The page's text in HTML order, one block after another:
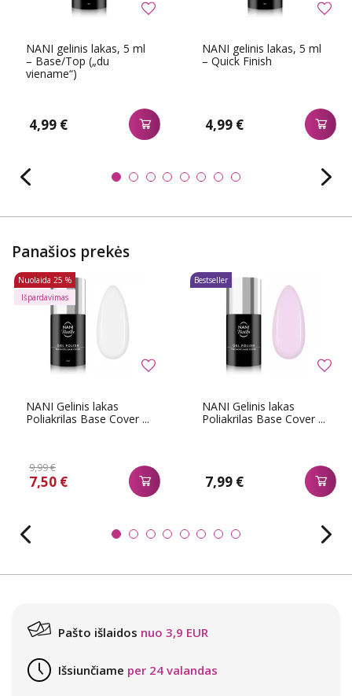
NANI gelinis lakas, 5 ml
– Base/Top („du
viename“)
4,99 €
NANI gelinis lakas, 5 ml
– Quick Finish
4,99 €
Panašios prekės
NANI Gelinis lakas
Poliakrilas Base Cover ...
9,99 €
7,50 €
Nuolaida 25 %
Išpardavimas
NANI Gelinis lakas
Poliakrilas Base Cover ...
7,99 €
Bestseller
Pašto išlaidos nuo 3,9 EUR
Išsiunčiame per 24 valandas